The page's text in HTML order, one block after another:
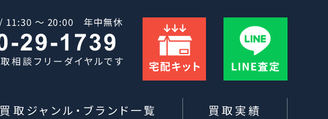
買取ジャンル・ブランド一覧 買取実績